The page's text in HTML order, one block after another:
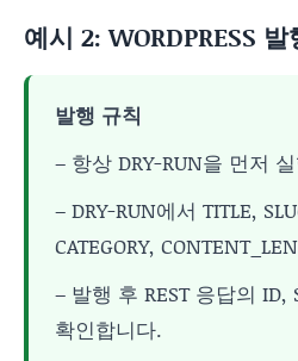
예시 2: WORDPRESS
발행 규칙
– 항상 DRY-RUN을 먼저
– DRY-RUN에서 TITLE,
CATEGORY,
– 발행 후 REST 응답의 ID,
확인합니다.